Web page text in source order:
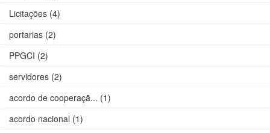
Licitações (4)
portarias (2)
PPGCI (2)
servidores (2)
acordo de cooperaçã... (1)
acordo nacional (1)